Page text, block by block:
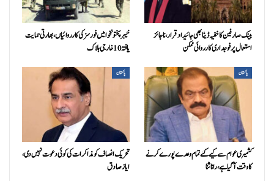
بینک صارفین کا خفیہ ڈیٹا بھی جائیداد قرار، ناجائز
استعمال پر فوجداری کارروائی ممکن
خیبرپختونخوا میں فورسز کی کارروائیاں، بھارتی حمایت
یافتہ 10 خارجی ہلاک
پاکستان
کشمیری عوام سے کیے گئے تمام وعدے پورے کرنے
کا وقت آ گیا ہے، رانا ثنا
پاکستان
تحریک انصاف کو مذاکرات کی کوئی دعوت نہیں دی،
ایاز صادق